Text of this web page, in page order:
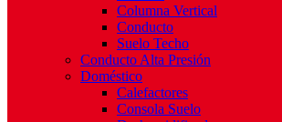
Columna Vertical
Conducto
Suelo Techo
Conducto Alta Presión
Doméstico
Calefactores
Consola Suelo